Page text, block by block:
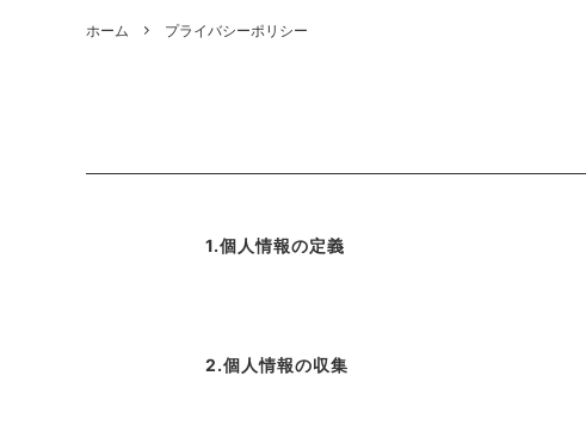
ホーム プライバシーポリシー
1.個人情報の定義
2.個人情報の収集